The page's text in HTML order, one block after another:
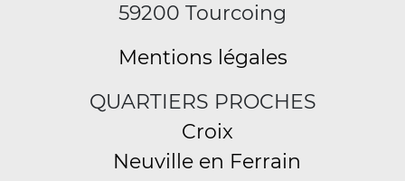
59200 Tourcoing
Mentions légales
QUARTIERS PROCHES
Croix
Neuville en Ferrain